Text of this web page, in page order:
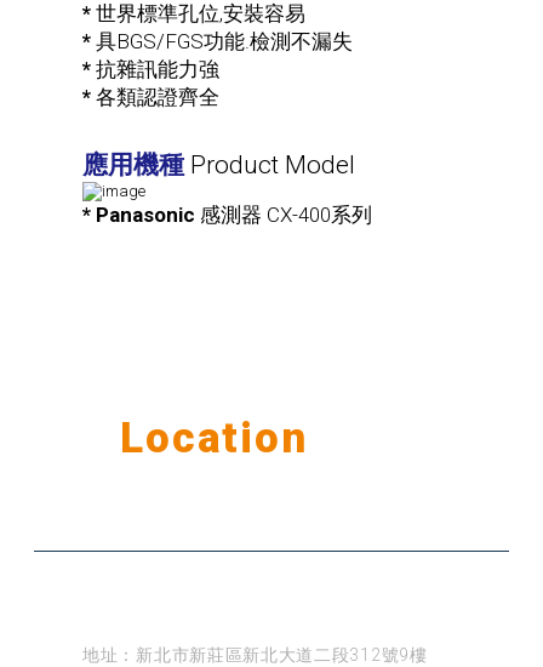
* 世界標準孔位,安裝容易
* 具BGS/FGS功能.檢測不漏失
* 抗雜訊能力強
* 各類認證齊全
應用機種 Product Model
* Panasonic 感測器 CX-400系列
Location
地址：新北市新莊區新北大道二段312號9樓